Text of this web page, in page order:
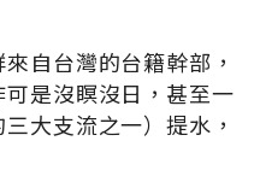
自台灣的台籍幹部，
是沒瞑沒日，甚至一
大支流之一）提水，